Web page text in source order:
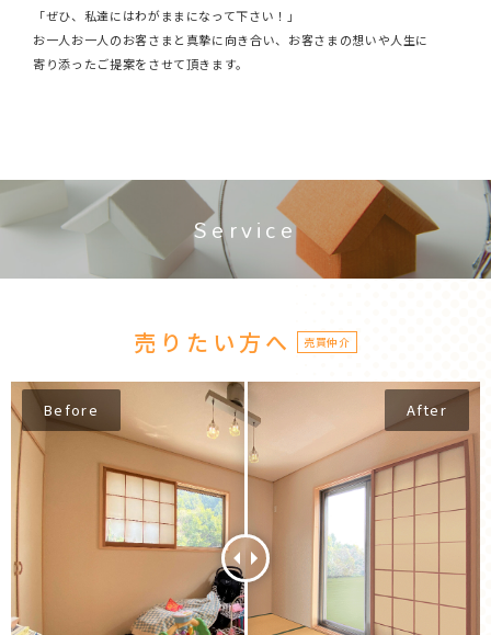
「ぜひ、私達にはわがままになって下さい！」
お一人お一人のお客さまと真摯に向き合い、お客さまの想いや人生に
寄り添ったご提案をさせて頂きます。
Service
売りたい方へ 売買仲介